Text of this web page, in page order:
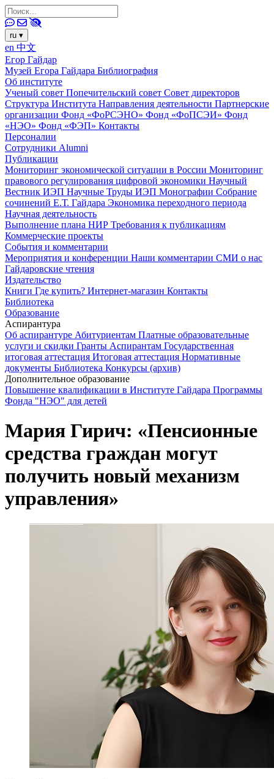
ru ▾
en 中文
Егор Гайдар
Музей Егора Гайдара Библиография
Об институте
Ученый совет Попечительский совет Совет директоров
Структура Института Направления деятельности Партнерские
организации Фонд «ФоРСЭНО» Фонд «ФоПСЭИ» Фонд
«НЭО» Фонд «ФЭП» Контакты
Персоналии
Сотрудники Alumni
Публикации
Мониторинг экономической ситуации в России Мониторинг
правового регулирования цифровой экономики Научный
Вестник ИЭП Научные Труды ИЭП Монографии Собрание
сочинений Е.Т. Гайдара Экономика переходного периода
Научная деятельность
Выполнение плана НИР Требования к публикациям
Коммерческие проекты
События и комментарии
Мероприятия и конференции Наши комментарии СМИ о нас
Гайдаровские чтения
Издательство
Книги Где купить? Интернет-магазин Контакты
Библиотека
Образование
Аспирантура
Об аспирантуре Абитуриентам Платные образовательные
услуги и скидки Гранты Аспирантам Государственная
итоговая аттестация Итоговая аттестация Нормативные
документы Библиотека Конкурсы (архив)
Дополнительное образование
Повышение квалификации в Институте Гайдара Программы
Фонда "НЭО" для детей
Мария Гирич: «Пенсионные
средства граждан могут
получить новый механизм
управления»